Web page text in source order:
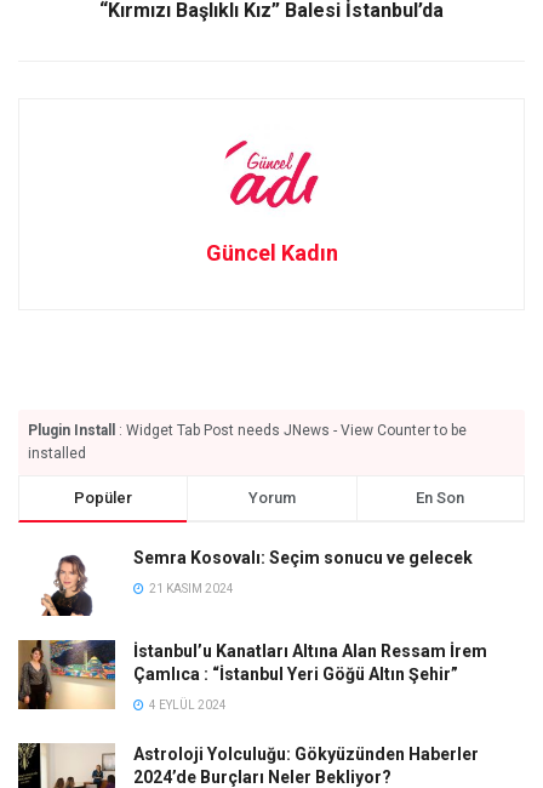
“Kırmızı Başlıklı Kız” Balesi İstanbul’da
Güncel Kadın
Plugin Install
: Widget Tab Post needs JNews - View Counter to be
installed
Popüler Yorum En Son
Semra Kosovalı: Seçim sonucu ve gelecek
21 KASIM 2024
İstanbul’u Kanatları Altına Alan Ressam İrem
Çamlıca : “İstanbul Yeri Göğü Altın Şehir”
4 EYLÜL 2024
Astroloji Yolculuğu: Gökyüzünden Haberler
2024’de Burçları Neler Bekliyor?